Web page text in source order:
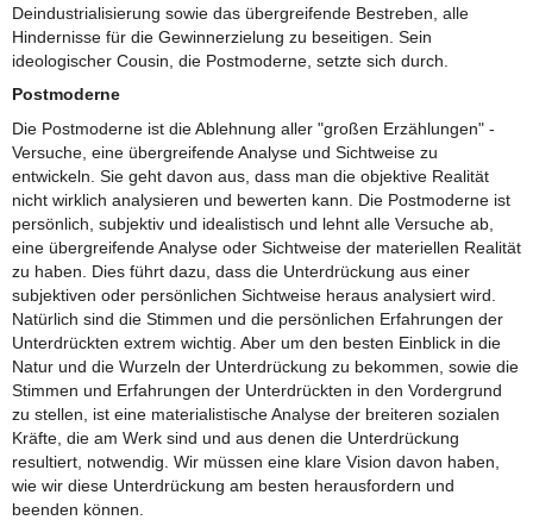
Deindustrialisierung sowie das übergreifende Bestreben, alle
Hindernisse für die Gewinnerzielung zu beseitigen. Sein
ideologischer Cousin, die Postmoderne, setzte sich durch.
Postmoderne
Die Postmoderne ist die Ablehnung aller "großen Erzählungen" -
Versuche, eine übergreifende Analyse und Sichtweise zu
entwickeln. Sie geht davon aus, dass man die objektive Realität
nicht wirklich analysieren und bewerten kann. Die Postmoderne ist
persönlich, subjektiv und idealistisch und lehnt alle Versuche ab,
eine übergreifende Analyse oder Sichtweise der materiellen Realität
zu haben. Dies führt dazu, dass die Unterdrückung aus einer
subjektiven oder persönlichen Sichtweise heraus analysiert wird.
Natürlich sind die Stimmen und die persönlichen Erfahrungen der
Unterdrückten extrem wichtig. Aber um den besten Einblick in die
Natur und die Wurzeln der Unterdrückung zu bekommen, sowie die
Stimmen und Erfahrungen der Unterdrückten in den Vordergrund
zu stellen, ist eine materialistische Analyse der breiteren sozialen
Kräfte, die am Werk sind und aus denen die Unterdrückung
resultiert, notwendig. Wir müssen eine klare Vision davon haben,
wie wir diese Unterdrückung am besten herausfordern und
beenden können.